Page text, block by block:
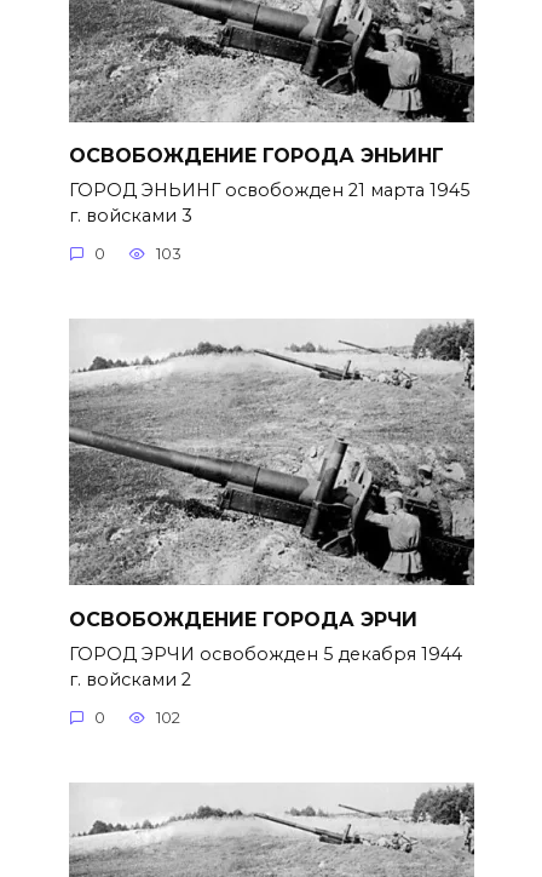
ОСВОБОЖДЕНИЕ ГОРОДА ЭНЬИНГ
ГОРОД ЭНЬИНГ освобожден 21 марта 1945
г. войсками 3
0 103
ОСВОБОЖДЕНИЕ ГОРОДА ЭРЧИ
ГОРОД ЭРЧИ освобожден 5 декабря 1944
г. войсками 2
0 102